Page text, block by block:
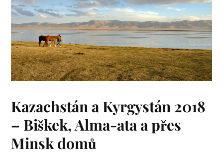
Kazachstán a Kyrgystán 2018
– Biškek, Alma-ata a přes
Minsk domů